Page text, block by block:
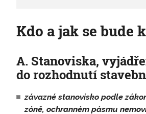
Kdo a jak se bude
A. Stanoviska,
do rozhodnutí
závazné stanovisko podle
zóně, ochranném pásmu